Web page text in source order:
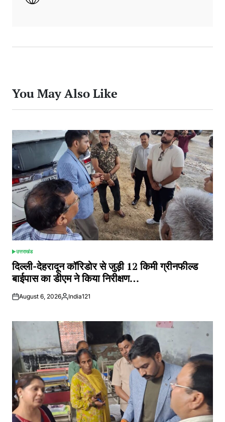
You May Also Like
POSTED
IN
उत्तराखंड
दिल्ली-देहरादून कॉरिडोर से जुड़ी 12 किमी ग्रीनफील्ड
बाईपास का डीएम ने किया निरीक्षण…
August 6, 2026Posted
India121